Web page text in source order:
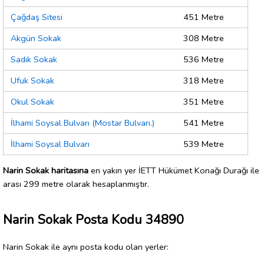
Çağdaş Sitesi
451 Metre
Akgün Sokak
308 Metre
Sadık Sokak
536 Metre
Ufuk Sokak
318 Metre
Okul Sokak
351 Metre
İlhami Soysal Bulvarı (Mostar Bulvarı.)
541 Metre
İlhami Soysal Bulvarı
539 Metre
Narin Sokak haritasına en yakın yer İETT Hükümet Konağı Durağı ile
arası 299 metre olarak hesaplanmıştır.
Narin Sokak Posta Kodu 34890
Narin Sokak ile aynı posta kodu olan yerler: